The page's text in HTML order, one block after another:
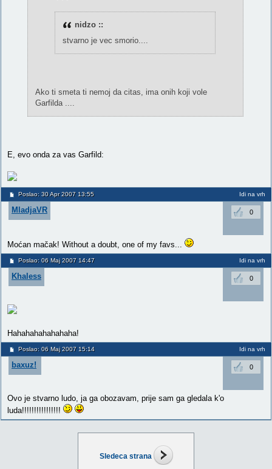
Sledeca strana
nidzo ::
stvarno je vec smorio....
Ako ti smeta ti nemoj da citas, ima onih koji vole
Garfilda ....
E, evo onda za vas Garfild:
Poslao: 30 Apr 2007 13:55 Idi na vrh
MladjaVR 0
Moćan mačak! Without a doubt, one of my favs...
Poslao: 06 Maj 2007 14:47 Idi na vrh
Khaless 0
Hahahahahahahaha!
Poslao: 06 Maj 2007 15:14 Idi na vrh
baxuz! 0
Ovo je stvarno ludo, ja ga obozavam, prije sam ga gledala k'o
luda!!!!!!!!!!!!!!!!